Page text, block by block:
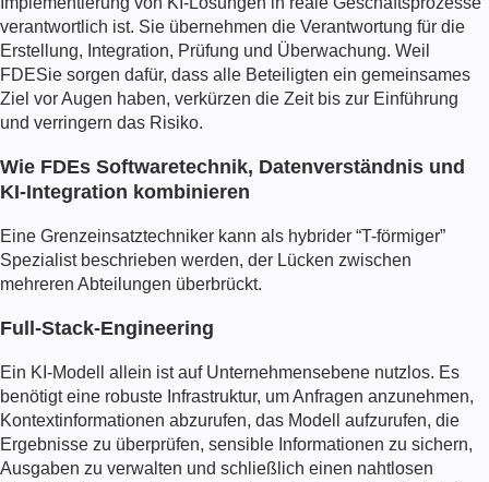
verantwortlich ist. Sie übernehmen die Verantwortung für die
Erstellung, Integration, Prüfung und Überwachung. Weil
FDESie sorgen dafür, dass alle Beteiligten ein gemeinsames
Ziel vor Augen haben, verkürzen die Zeit bis zur Einführung
und verringern das Risiko.
Wie FDEs Softwaretechnik, Datenverständnis und
KI-Integration kombinieren
Eine Grenzeinsatztechniker kann als hybrider “T-förmiger”
Spezialist beschrieben werden, der Lücken zwischen
mehreren Abteilungen überbrückt.
Full-Stack-Engineering
Ein KI-Modell allein ist auf Unternehmensebene nutzlos. Es
benötigt eine robuste Infrastruktur, um Anfragen anzunehmen,
Kontextinformationen abzurufen, das Modell aufzurufen, die
Ergebnisse zu überprüfen, sensible Informationen zu sichern,
Ausgaben zu verwalten und schließlich einen nahtlosen